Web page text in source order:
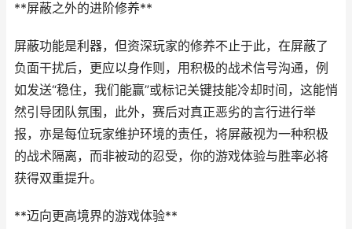
**屏蔽之外的进阶修养**
屏蔽功能是利器，但资深玩家的修养不止于此，在屏蔽了
负面干扰后，更应以身作则，用积极的战术信号沟通，例
如发送“稳住，我们能赢”或标记关键技能冷却时间，这能悄
然引导团队氛围，此外，赛后对真正恶劣的言行进行举
报，亦是每位玩家维护环境的责任，将屏蔽视为一种积极
的战术隔离，而非被动的忍受，你的游戏体验与胜率必将
获得双重提升。
**迈向更高境界的游戏体验**